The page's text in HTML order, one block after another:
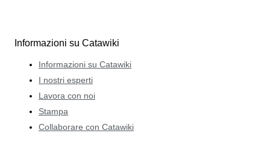
Informazioni su Catawiki
Informazioni su Catawiki
I nostri esperti
Lavora con noi
Stampa
Collaborare con Catawiki